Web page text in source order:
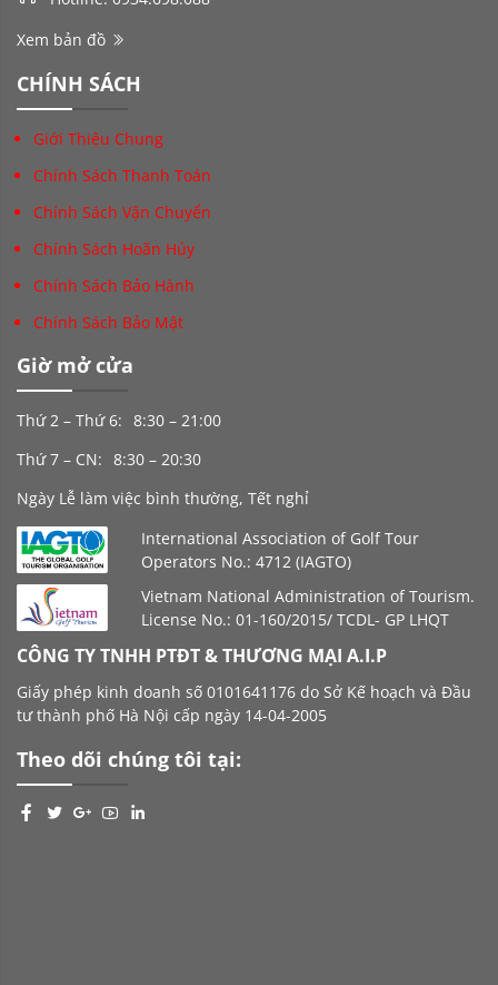
Xem bản đồ
CHÍNH SÁCH
Giới Thiệu Chung
Chính Sách Thanh Toán
Chính Sách Vận Chuyển
Chính Sách Hoãn Hủy
Chính Sách Bảo Hành
Chính Sách Bảo Mật
Giờ mở cửa
Thứ 2 – Thứ 6: 8:30 – 21:00
Thứ 7 – CN: 8:30 – 20:30
Ngày Lễ làm việc bình thường, Tết nghỉ
International Association of Golf Tour
Operators No.: 4712 (IAGTO)
Vietnam National Administration of Tourism.
License No.: 01-160/2015/ TCDL- GP LHQT
CÔNG TY TNHH PTĐT & THƯƠNG MẠI A.I.P
Giấy phép kinh doanh số 0101641176 do Sở Kế hoạch và Đầu
tư thành phố Hà Nội cấp ngày 14-04-2005
Theo dõi chúng tôi tại: